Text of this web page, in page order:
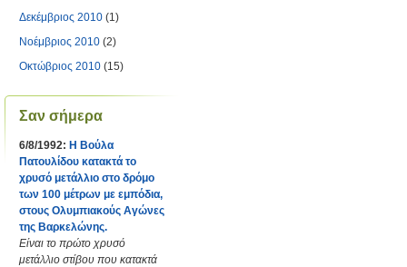
Δεκέμβριος 2010 (1)
Νοέμβριος 2010 (2)
Οκτώβριος 2010 (15)
Σαν σήμερα
6/8/1992: Η Βούλα
Πατουλίδου κατακτά το
χρυσό μετάλλιο στο δρόμο
των 100 μέτρων με εμπόδια,
στους Ολυμπιακούς Αγώνες
της Βαρκελώνης.
Είναι το πρώτο χρυσό
μετάλλιο στίβου που κατακτά